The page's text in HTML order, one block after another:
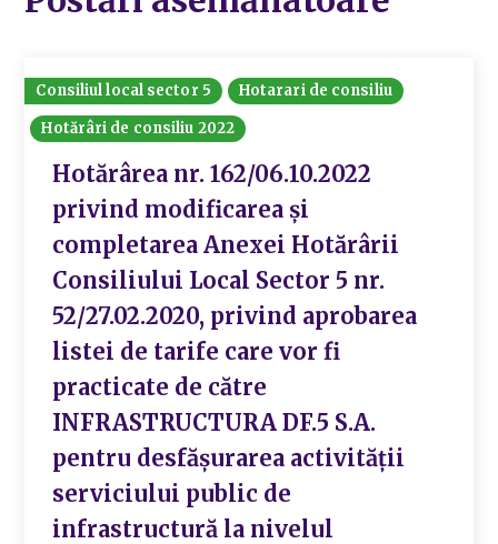
Consiliul local sector 5
Hotarari de consiliu
Hotărâri de consiliu 2022
Hotărârea nr. 162/06.10.2022
privind modificarea și
completarea Anexei Hotărârii
Consiliului Local Sector 5 nr.
52/27.02.2020, privind aprobarea
listei de tarife care vor fi
practicate de către
INFRASTRUCTURA DF.5 S.A.
pentru desfășurarea activității
serviciului public de
infrastructură la nivelul